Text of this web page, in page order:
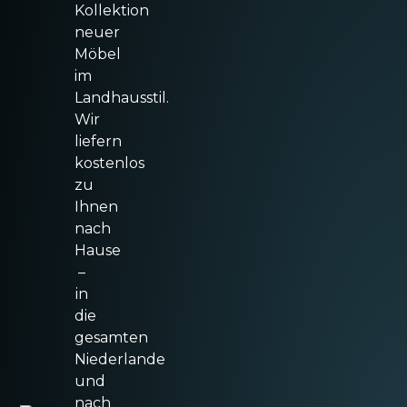
Kollektion
neuer
Möbel
im
Landhausstil.
Wir
liefern
kostenlos
zu
Ihnen
nach
Hause
–
in
die
gesamten
Niederlande
und
nach